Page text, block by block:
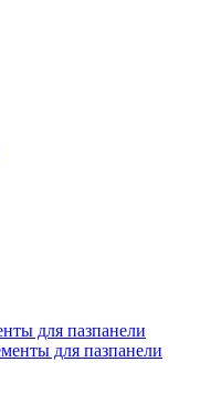
для пазпанели
для пазпанели